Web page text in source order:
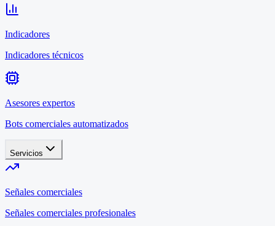
Indicadores
Indicadores técnicos
Asesores expertos
Bots comerciales automatizados
Servicios
Señales comerciales
Señales comerciales profesionales